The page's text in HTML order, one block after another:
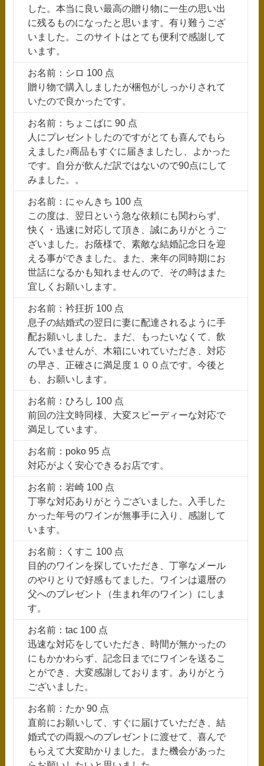
した。本当に良い最高の贈り物に一生の思い出
に残るものになったと思います。有り難うござ
いました。このサイトはとても便利で感謝して
います。
お名前：シロ 100 点
贈り物で購入しましたが梱包がしっかりされて
いたので良かったです。
お名前：ちょこばに 90 点
人にプレゼントしたのですがとても喜んでもら
えました♪商品もすぐに届きましたし、よかった
です。自分が飲んだ訳ではないので90点にして
みました。。
お名前：にゃんきち 100 点
この度は、翌日という急な依頼にも関わらず、
快く・迅速に対応して頂き、誠にありがとうご
ざいました。お蔭様で、素敵な結婚記念日を迎
える事ができました。また、来年の同時期にお
世話になるかも知れませんので、その時はまた
宜しくお願いします。
お名前：衿抂折 100 点
息子の結婚式の翌日に妻に配達されるように手
配お願いしました。まだ、もったいなくて、飲
んでいませんが、木箱にいれていただき、対応
の早さ、正確さに満足度１００点です。今後と
も、お願いします。
お名前：ひろし 100 点
前回の注文時同様、大変スピーディーな対応で
満足しています。
お名前：poko 95 点
対応がよく安心できるお店です。
お名前：岩崎 100 点
丁寧な対応ありがとうございました。入手した
かった年号のワインが無事手に入り、感謝して
います。
お名前：くすこ 100 点
目的のワインを探していただき、丁寧なメール
のやりとりで好感もてました。ワインは還暦の
父へのプレゼント（生まれ年のワイン）にしま
す。
お名前：tac 100 点
迅速な対応をしていただき、時間が無かったの
にもかかわらず、記念日までにワインを送るこ
とができ、大変感謝しております。ありがとう
ございました。
お名前：たか 90 点
直前にお願いして、すぐに届けていただき、結
婚式での両親へのプレゼントに渡せて、喜んで
もらえて大変助かりました。また機会があった